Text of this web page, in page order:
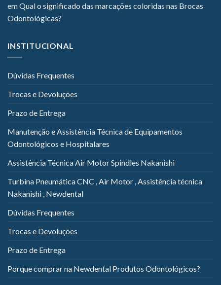
emQual o significado das marcações coloridas nas Brocas
Odontológicas?
INSTITUCIONAL
Dúvidas Frequentes
Trocas e Devoluções
Prazo de Entrega
Manutenção e Assistência Técnica de Equipamentos
Odontológicos e Hospitalares
Assistência Técnica Air Motor Spindles Nakanishi
Turbina Pneumática CNC , Air Motor , Assistência técnica
Nakanishi , Newdental
Dúvidas Frequentes
Trocas e Devoluções
Prazo de Entrega
Porque comprar na Newdental Produtos Odontológicos?